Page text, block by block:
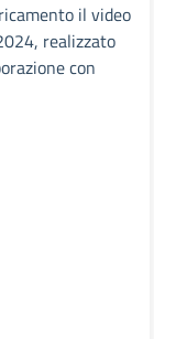
il video
realizzato
con